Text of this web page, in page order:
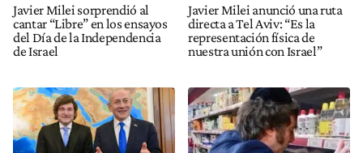
Javier Milei sorprendió al
cantar “Libre” en los ensayos
del Día de la Independencia
de Israel
Javier Milei anunció una ruta
directa a Tel Aviv: “Es la
representación física de
nuestra unión con Israel”